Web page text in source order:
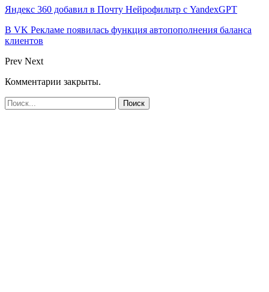
Яндекс 360 добавил в Почту Нейрофильтр с YandexGPT
В VK Рекламе появилась функция автопополнения баланса
клиентов
Prev Next
Комментарии закрыты.